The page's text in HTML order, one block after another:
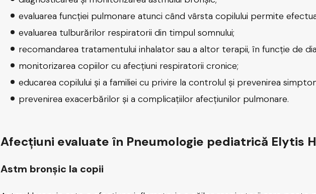
evaluarea funcției pulmonare atunci când vârsta copilului permite
evaluarea tulburărilor respiratorii din timpul somnului;
recomandarea tratamentului inhalator sau a altor terapii, în funcție de
monitorizarea copiilor cu afecțiuni respiratorii cronice;
educarea copilului și a familiei cu privire la controlul și prevenirea
prevenirea exacerbărilor și a complicațiilor afecțiunilor pulmonare.
Afecțiuni evaluate în Pneumologie pediatrică Elytis
Astm bronșic la copii